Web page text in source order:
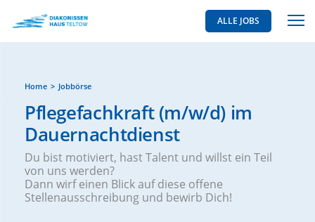
ALLE JOBS
Home Jobbörse
Pflegefachkraft (m/w/d) im
Dauernachtdienst
Du bist motiviert, hast Talent und willst ein Teil
von uns werden?
Dann wirf einen Blick auf diese offene
Stellenausschreibung und bewirb Dich!